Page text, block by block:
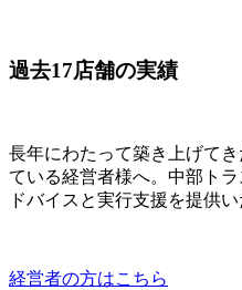
過去17店舗の実績
長年にわたって築き上げて
ている経営者様へ。中部ト
ドバイスと実行支援を提供
経営者の方はこちら